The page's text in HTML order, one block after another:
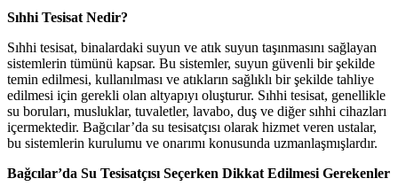
Sıhhi Tesisat Nedir?
Sıhhi tesisat, binalardaki suyun ve atık suyun taşınmasını sağlayan
sistemlerin tümünü kapsar. Bu sistemler, suyun güvenli bir şekilde
temin edilmesi, kullanılması ve atıkların sağlıklı bir şekilde tahliye
edilmesi için gerekli olan altyapıyı oluşturur. Sıhhi tesisat, genellikle
su boruları, musluklar, tuvaletler, lavabo, duş ve diğer sıhhi cihazları
içermektedir. Bağcılar’da su tesisatçısı olarak hizmet veren ustalar,
bu sistemlerin kurulumu ve onarımı konusunda uzmanlaşmışlardır.
Bağcılar’da Su Tesisatçısı Seçerken Dikkat Edilmesi Gerekenler